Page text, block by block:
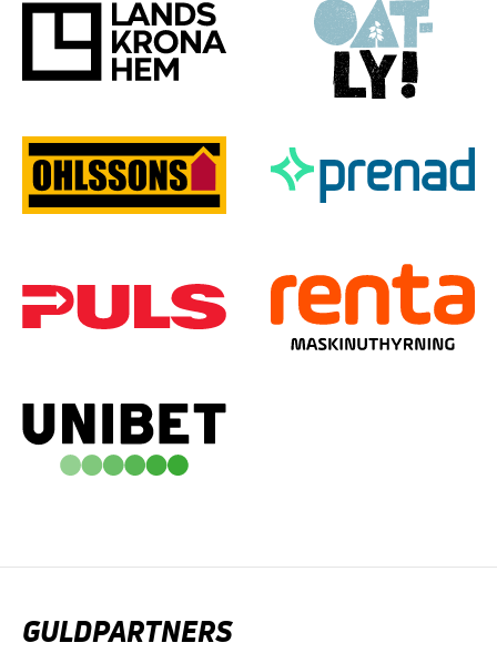
GULDPARTNERS